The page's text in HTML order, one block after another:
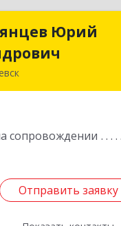
Юрий
сопровождении
Отправить заявку
ИП
Отправить заявку